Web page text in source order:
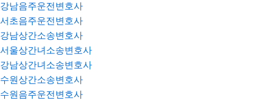
강남음주운전변호사
서초음주운전변호사
강남상간소송변호사
서울상간녀소송변호사
강남상간녀소송변호사
수원상간소송변호사
수원음주운전변호사